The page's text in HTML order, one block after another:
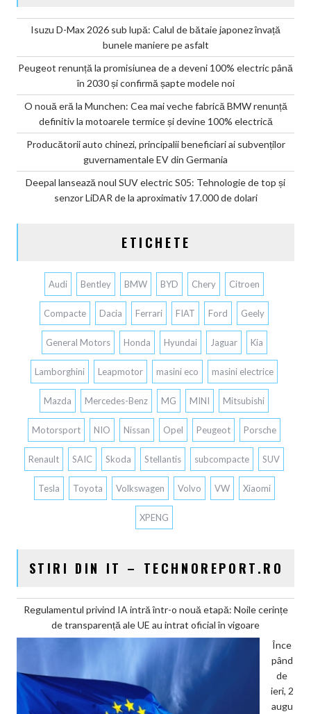
Isuzu D-Max 2026 sub lupă: Calul de bătaie japonez învață
bunele maniere pe asfalt
Peugeot renunță la promisiunea de a deveni 100% electric până
în 2030 și confirmă șapte modele noi
O nouă eră la Munchen: Cea mai veche fabrică BMW renunță
definitiv la motoarele termice și devine 100% electrică
Producătorii auto chinezi, principalii beneficiari ai subvenților
guvernamentale EV din Germania
Deepal lansează noul SUV electric S05: Tehnologie de top și
senzor LiDAR de la aproximativ 17.000 de dolari
ETICHETE
Audi Bentley BMW BYD Chery Citroen
Compacte Dacia Ferrari FIAT Ford Geely
General Motors Honda Hyundai Jaguar Kia
Lamborghini Leapmotor masini eco masini electrice
Mazda Mercedes-Benz MG MINI Mitsubishi
Motorsport NIO Nissan Opel Peugeot Porsche
Renault SAIC Skoda Stellantis subcompacte SUV
Tesla Toyota Volkswagen Volvo VW Xiaomi
XPENG
STIRI DIN IT – TECHNOREPORT.RO
Regulamentul privind IA intră într-o nouă etapă: Noile cerințe
de transparență ale UE au intrat oficial în vigoare
Înce
pând
de
ieri, 2
augu